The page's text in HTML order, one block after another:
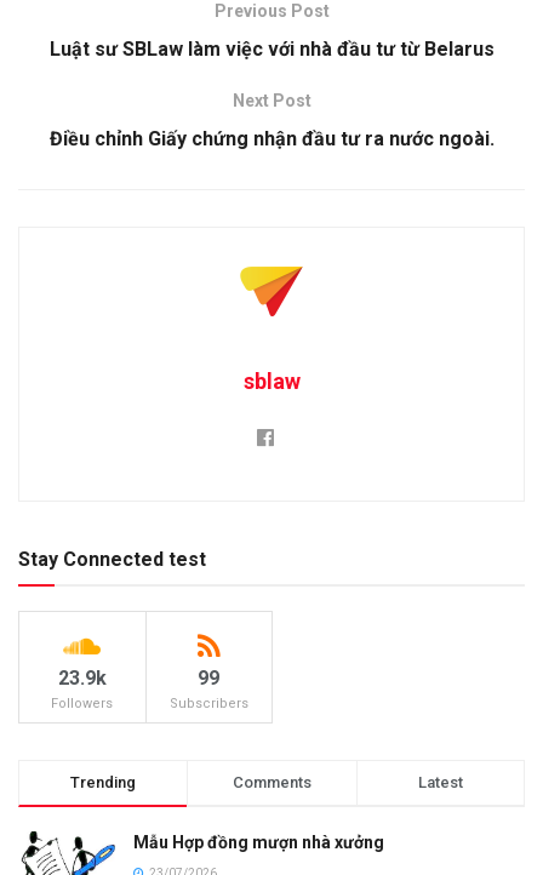
Previous Post
Luật sư SBLaw làm việc với nhà đầu tư từ Belarus
Next Post
Điều chỉnh Giấy chứng nhận đầu tư ra nước ngoài.
sblaw
Stay Connected test
23.9k
Followers
99
Subscribers
Trending Comments Latest
Mẫu Hợp đồng mượn nhà xưởng